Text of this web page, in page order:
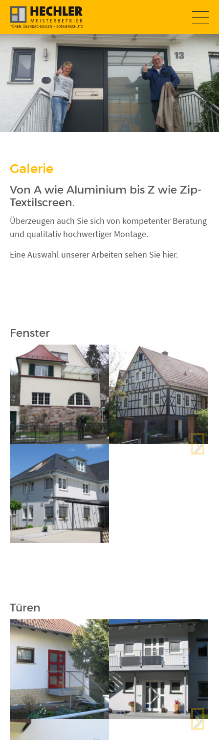
SOMMERAKTION
Galerie
Von A wie Aluminium bis Z wie Zip-
Textilscreen.
Überzeugen auch Sie sich von kompetenter Beratung
und qualitativ hochwertiger Montage.
Eine Auswahl unserer Arbeiten sehen Sie hier.
Fenster
Türen